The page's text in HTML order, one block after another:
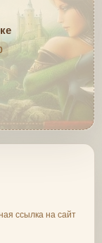
ссылка на сайт